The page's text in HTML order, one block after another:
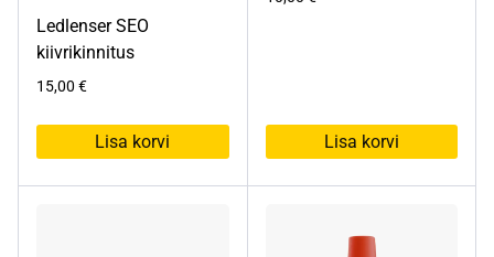
Ledlenser SEO
kiivrikinnitus
15,00 €
Lisa korvi Lisa korvi